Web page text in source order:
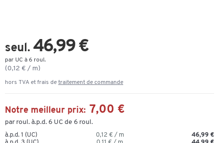
seul. 46,99 €
par UC à 6 roul.
(0,12 € / m)
hors TVA et frais de traitement de commande
Notre meilleur prix: 7,00 €
par roul. à.p.d. 6 UC de 6 roul.
à.p.d. 1 (UC) 0,12 € / m
46,99 €